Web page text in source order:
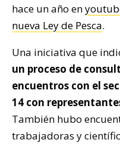
hace un año en
nueva Ley de Pesca.
Una iniciativa que
un proceso de
encuentros con el
14 con
También hubo
trabajadoras y